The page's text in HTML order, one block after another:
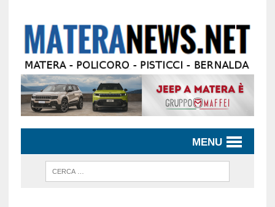
MENU